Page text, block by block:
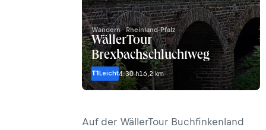
Wandern · Rheinland-Pfalz
WällerTour
Brexbachschluchtweg
T1Leicht4:30 h16,2 km
Auf der WällerTour Buchfinkenland